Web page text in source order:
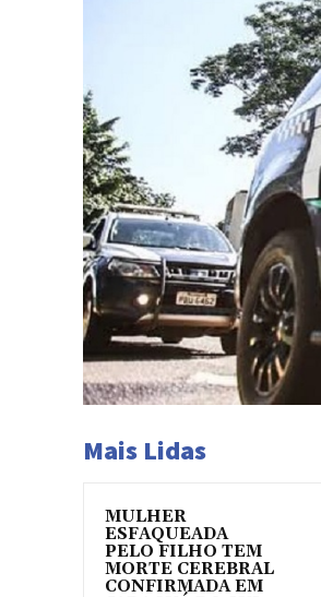
Mais Lidas
MULHER
ESFAQUEADA
PELO FILHO TEM
MORTE CEREBRAL
CONFIRMADA EM